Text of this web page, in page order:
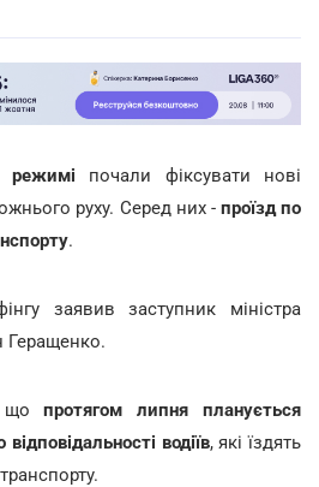
режимі почали фіксувати нові
руху. Серед них - проїзд по
.
заявив заступник міністра
Геращенко.
щопротягом липня планується
водіїв, які їздять